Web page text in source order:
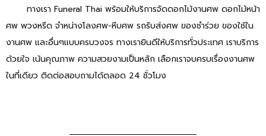
ทางเรา Funeral Thai พร้อมให้บริการจัดดอกไม้งานศพ ดอกไม้หน้า
ศพ พวงหรีด จำหน่างโลงศพ-หีบศพ รถรับส่งศพ ของชำร่วย ของใช้ใน
งานศพ และอื่นๆแบบครบวงจร ทางเรายินดีให้บริการทั่วประเทศ เราบริการ
ด้วยใจ เน้นคุณภาพ ความสวยงามเป็นหลัก เลือกเราจบครบเรื่องงานศพ
ในที่เดียว ติดต่อสอบถามได้ตลอด 24 ชั่วโมง